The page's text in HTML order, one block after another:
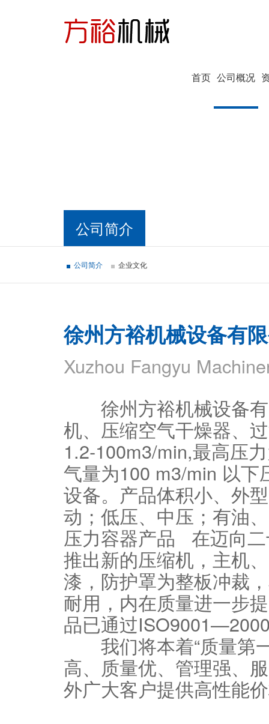
首页 公司概况
公司简介
公司简介 企业文化
徐州方裕机械设备有
Xuzhou Fangyu
徐州方裕机械设备有
机、压缩空气干燥器、
1.2-100m3/min,最高压
气量为100 m3/min 以下
设备。产品体积小、外
动；低压、中压；有油
压力容器产品 在迈向
推出新的压缩机，主机
漆，防护罩为整板冲裁
耐用，内在质量进一步
品已通过
我们将本着“质量第
高、质量优、管理强、
外广大客户提供高性能